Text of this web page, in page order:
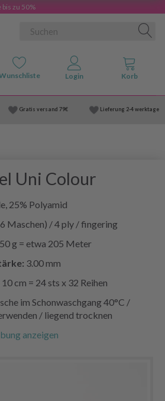
bis zu 50%
Gratis versand 79€ Lieferung 2-4 werktage
Uni Colour
25% Polyamid
Maschen) / 4 ply / fingering
50 g = etwa 205 Meter
3.00 mm
10 cm = 24 sts x 32 Reihen
im Schonwaschgang 40°C /
/ liegend trocknen
anzeigen